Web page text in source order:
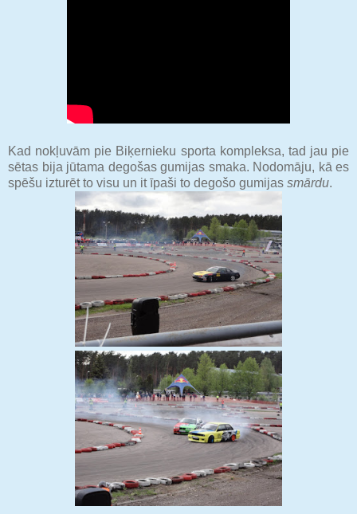
Kad nokļuvām pie Biķernieku sporta kompleksa, tad jau pie
sētas bija jūtama degošas gumijas smaka. Nodomāju, kā es
spēšu izturēt to visu un it īpaši to degošo gumijas smārdu.